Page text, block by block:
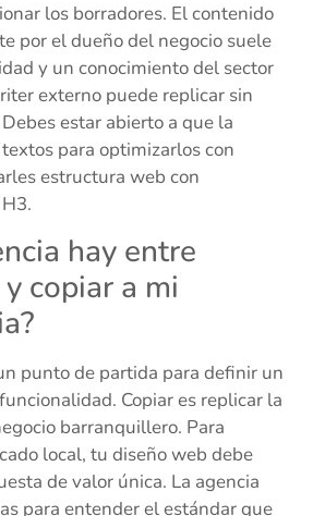
los borradores. El contenido
por el dueño del negocio suele
y un conocimiento del sector
externo puede replicar sin
estar abierto a que la
para optimizarlos con
estructura web con
hay entre
copiar a mi
punto de partida para definir un
Copiar es replicar la
barranquillero. Para
local, tu diseño web debe
de valor única. La agencia
para entender el estándar que